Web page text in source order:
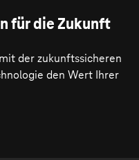
für die Zukunft
der zukunftssicheren
den Wert Ihrer